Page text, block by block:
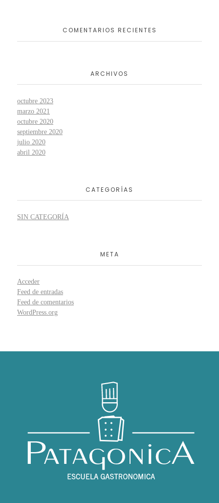
COMENTARIOS RECIENTES
ARCHIVOS
octubre 2023
marzo 2021
octubre 2020
septiembre 2020
julio 2020
abril 2020
CATEGORÍAS
SIN CATEGORÍA
META
Acceder
Feed de entradas
Feed de comentarios
WordPress.org